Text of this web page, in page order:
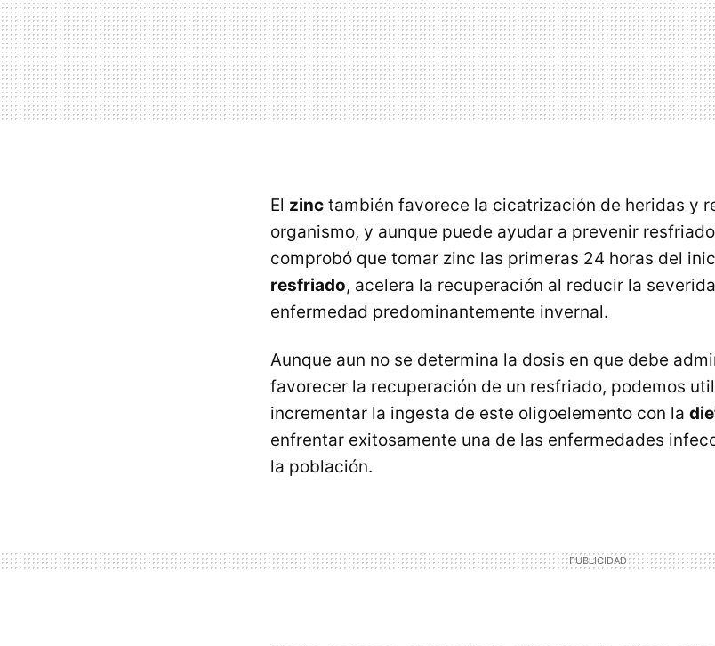
El zinc también favorece la cicatrización de heridas y
organismo, y aunque puede ayudar a prevenir
comprobó que tomar zinc las primeras 24 horas del
resfriado, acelera la recuperación al reducir la
enfermedad predominantemente invernal.
Aunque aun no se determina la dosis en que debe
favorecer la recuperación de un resfriado, podemos
incrementar la ingesta de este oligoelemento con la
enfrentar exitosamente una de las enfermedades
la población.